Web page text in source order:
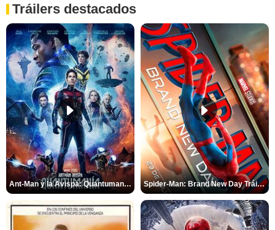
Tráilers destacados
Ant-Man y la Avispa: Quantumanía Tráiler (2) Spider-Man: Brand New Day Tráiler (3)